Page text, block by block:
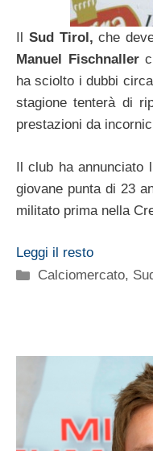
Sud Tirol, che
Manuel Fischnaller
ha sciolto i dubbi
stagione tenterà di
prestazioni da
Il club ha annunciato
giovane punta di 23
militato prima nella
Leggi il resto
Categorie
Calciomercato,